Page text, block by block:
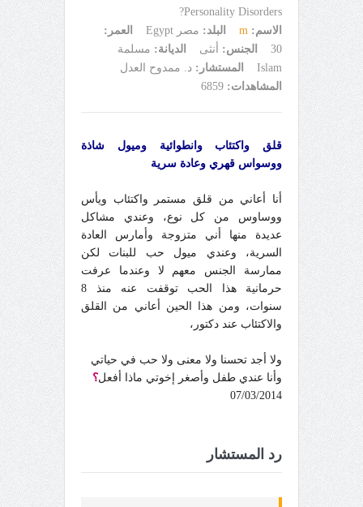
Personality Disorders?
الاسم: m البلد: مصر Egypt
العمر:
30
الجنس: أنثى الديانة: مسلمة
Islam
المستشار: د. ممدوح العدل
المشاهدات: 6859
قلق واكتئاب وانطوائية وميول شاذة
ووسواس قهري وعادة سرية
أنا أعاني من قلق مستمر واكتئاب ويأس
ووساوس من كل نوع، وعندي مشاكل
عديدة منها أني متزوجة وأمارس العادة
السرية، وعندي ميول حب للبنات لكن
ممارسة الجنس معهم لا وعندما عرفت
حرمانية هذا الحب توقفت عنه منذ 8
سنوات، ومن هذا الحين أعاني من القلق
والاكتئاب عند دكتور،
ولا أجد تحسنا ولا معنى ولا حب في حياتي
وأنا عندي طفل وأصغر إخوتي ماذا أفعل؟
07/03/2014
رد المستشار